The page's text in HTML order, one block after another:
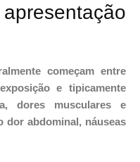
começam entre
e tipicamente
dores musculares e
dor abdominal, náuseas